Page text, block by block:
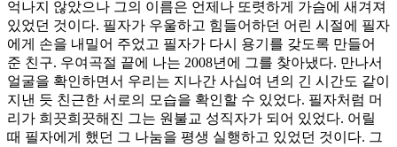
억나지 않았으나 그의 이름은 언제나 또렷하게 가슴에 새겨져
있었던 것이다. 필자가 우울하고 힘들어하던 어린 시절에 필자
에게 손을 내밀어 주었고 필자가 다시 용기를 갖도록 만들어
준 친구. 우여곡절 끝에 나는 2008년에 그를 찾아냈다. 만나서
얼굴을 확인하면서 우리는 지나간 사십여 년의 긴 시간도 같이
지낸 듯 친근한 서로의 모습을 확인할 수 있었다. 필자처럼 머
리가 희끗희끗해진 그는 원불교 성직자가 되어 있었다. 어릴
때 필자에게 했던 그 나눔을 평생 실행하고 있었던 것이다. 그